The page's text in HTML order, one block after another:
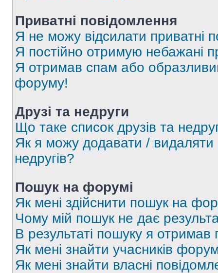
Приватні повідомлення
Я не можу відсилати приватні
Я постійно отримую небажані
Я отримав спам або
форуму!
Друзі та недруги
Що таке список друзів та
Як я можу додавати / видаляти
недругів?
Пошук на форумі
Як мені здійснити пошук на
Чому мій пошук не дає
В результаті пошуку я отримав
Як мені знайти учасників
Як мені знайти власні